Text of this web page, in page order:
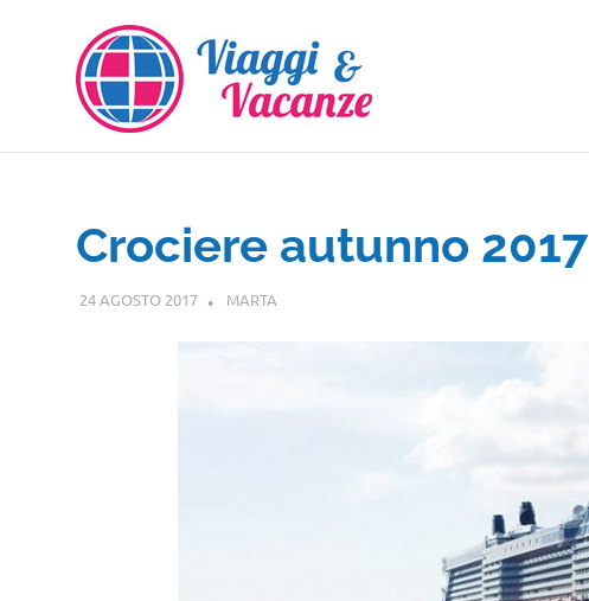
contenuto
Crociere autunno 2017
24 AGOSTO 2017 MARTA